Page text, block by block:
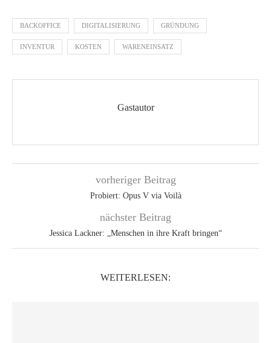
BACKOFFICE DIGITALISIERUNG GRÜNDUNG
INVENTUR KOSTEN WARENEINSATZ
Gastautor
vorheriger Beitrag
Probiert: Opus V via Voilà
nächster Beitrag
Jessica Lackner: „Menschen in ihre Kraft bringen“
WEITERLESEN: